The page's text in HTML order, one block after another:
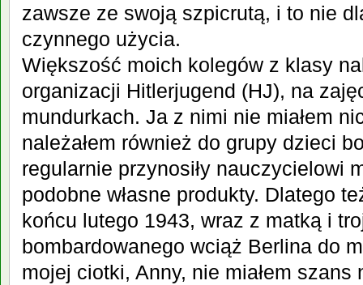
zawsze ze swoją szpicrutą, i to nie
czynnego użycia.
Większość moich kolegów z klasy
organizacji Hitlerjugend (HJ), na
mundurkach. Ja z nimi nie miałem
należałem również do grupy dzieci
regularnie przynosiły nauczycielowi
podobne własne produkty. Dlatego
końcu lutego 1943, wraz z matką i
bombardowanego wciąż Berlina do
mojej ciotki, Anny, nie miałem szans